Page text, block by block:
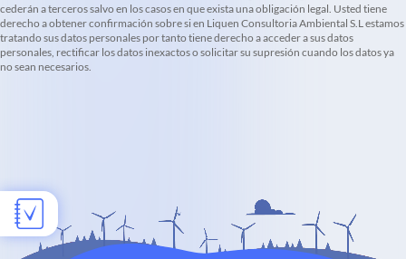
cederán a terceros salvo en los casos en que exista una obligación legal. Usted tiene
derecho a obtener confirmación sobre si en Liquen Consultoria Ambiental S.L estamos
tratando sus datos personales por tanto tiene derecho a acceder a sus datos
personales, rectificar los datos inexactos o solicitar su supresión cuando los datos ya
no sean necesarios.